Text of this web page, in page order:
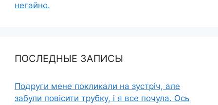
негайно.
ПОСЛЕДНЫЕ ЗАПИСЫ
Подруги мене покликали на зустріч, але
забули повісити трубку, і я все почула. Ось